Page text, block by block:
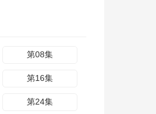
第08集
第16集
第24集